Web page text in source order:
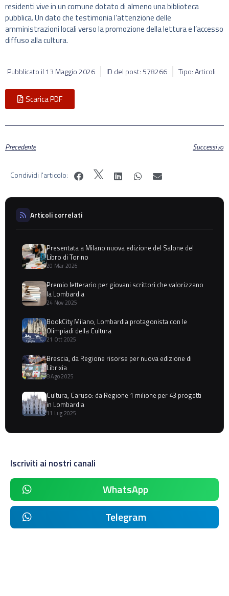
residenti vive in un comune dotato di almeno una biblioteca
pubblica. Un dato che testimonia l’attenzione delle
amministrazioni locali verso la promozione della lettura e l’accesso
diffuso alla cultura.
Pubblicato il 13 Maggio 2026 ID del post: 578266 Tipo: Articoli
Scarica PDF
Precedente Successivo
Condividi l'articolo:
Articoli correlati
Presentata a Milano nuova edizione del Salone del
Libro di Torino
20 Mar 2026
Premio letterario per giovani scrittori che valorizzano
la Lombardia
24 Nov 2025
BookCity Milano, Lombardia protagonista con le
Olimpiadi della Cultura
21 Ott 2025
Brescia, da Regione risorse per nuova edizione di
Librixia
8 Ago 2025
Cultura, Caruso: da Regione 1 milione per 43 progetti
in Lombardia
11 Lug 2025
Iscriviti ai nostri canali
WhatsApp
Telegram